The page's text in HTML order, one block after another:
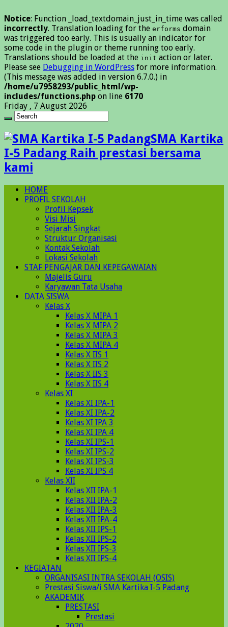
Notice: Function _load_textdomain_just_in_time was called
incorrectly. Translation loading for the erforms domain
was triggered too early. This is usually an indicator for
some code in the plugin or theme running too early.
Translations should be loaded at the init action or later.
Please see Debugging in WordPress for more information.
(This message was added in version 6.7.0.) in
/home/u7958293/public_html/wp-
includes/functions.php on line 6170
Friday , 7 August 2026
SMA Kartika
I-5 Padang Raih prestasi bersama
kami
HOME
PROFIL SEKOLAH
Profil Kepsek
Visi Misi
Sejarah Singkat
Struktur Organisasi
Kontak Sekolah
Lokasi Sekolah
STAF PENGAJAR DAN KEPEGAWAIAN
Majelis Guru
Karyawan Tata Usaha
DATA SISWA
Kelas X
Kelas X MIPA 1
Kelas X MIPA 2
Kelas X MIPA 3
Kelas X MIPA 4
Kelas X IIS 1
Kelas X IIS 2
Kelas X IIS 3
Kelas X IIS 4
Kelas XI
Kelas XI IPA-1
Kelas XI IPA-2
Kelas XI IPA 3
Kelas XI IPA 4
Kelas XI IPS-1
Kelas XI IPS-2
Kelas XI IPS-3
Kelas XI IPS 4
Kelas XII
Kelas XII IPA-1
Kelas XII IPA-2
Kelas XII IPA-3
Kelas XII IPA-4
Kelas XII IPS-1
Kelas XII IPS-2
Kelas XII IPS-3
Kelas XII IPS-4
KEGIATAN
ORGANISASI INTRA SEKOLAH (OSIS)
Prestasi Siswa/i SMA Kartika I-5 Padang
AKADEMIK
PRESTASI
Prestasi